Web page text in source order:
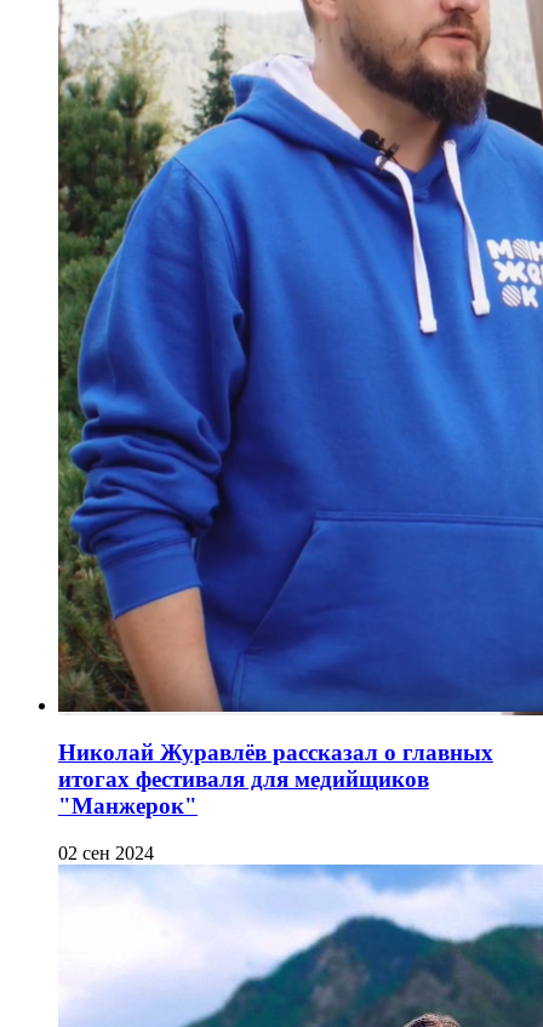
Николай Журавлёв рассказал о главных
итогах фестиваля для медийщиков
"Манжерок"
02 сен 2024